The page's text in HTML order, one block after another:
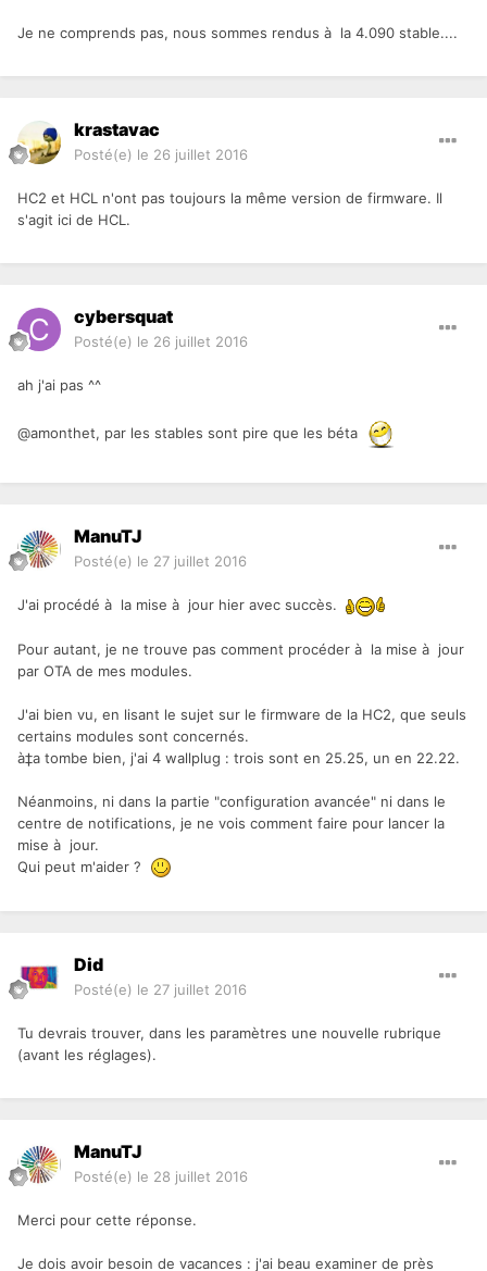
Je ne comprends pas, nous sommes rendus à la 4.090 stable....
krastavac
Posté(e) le 26 juillet 2016
HC2 et HCL n'ont pas toujours la même version de firmware. Il
s'agit ici de HCL.
cybersquat
Posté(e) le 26 juillet 2016
ah j'ai pas ^^
@amonthet, par les stables sont pire que les béta
ManuTJ
Posté(e) le 27 juillet 2016
J'ai procédé à la mise à jour hier avec succès.
Pour autant, je ne trouve pas comment procéder à la mise à jour
par OTA de mes modules.
J'ai bien vu, en lisant le sujet sur le firmware de la HC2, que seuls
certains modules sont concernés.
à‡a tombe bien, j'ai 4 wallplug : trois sont en 25.25, un en 22.22.
Néanmoins, ni dans la partie "configuration avancée" ni dans le
centre de notifications, je ne vois comment faire pour lancer la
mise à jour.
Qui peut m'aider ?
Did
Posté(e) le 27 juillet 2016
Tu devrais trouver, dans les paramètres une nouvelle rubrique
(avant les réglages).
ManuTJ
Posté(e) le 28 juillet 2016
Merci pour cette réponse.
Je dois avoir besoin de vacances : j'ai beau examiner de près